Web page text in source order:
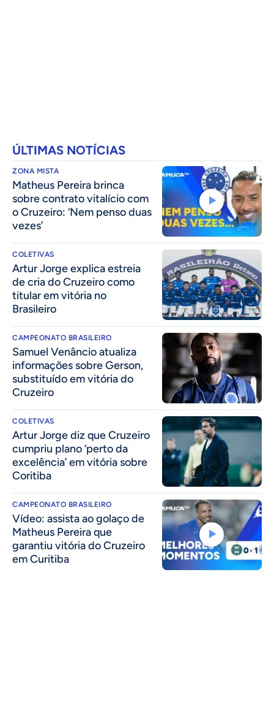
ÚLTIMAS NOTÍCIAS
ZONA MISTA
Matheus Pereira brinca
sobre contrato vitalício com
o Cruzeiro: ‘Nem penso duas
vezes’
COLETIVAS
Artur Jorge explica estreia
de cria do Cruzeiro como
titular em vitória no
Brasileiro
CAMPEONATO BRASILEIRO
Samuel Venâncio atualiza
informações sobre Gerson,
substituído em vitória do
Cruzeiro
COLETIVAS
Artur Jorge diz que Cruzeiro
cumpriu plano ‘perto da
excelência’ em vitória sobre
Coritiba
CAMPEONATO BRASILEIRO
Vídeo: assista ao golaço de
Matheus Pereira que
garantiu vitória do Cruzeiro
em Curitiba